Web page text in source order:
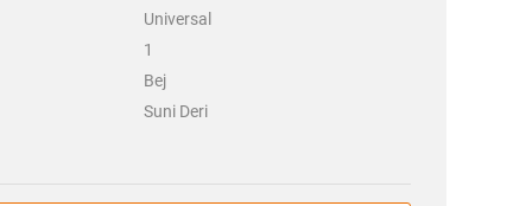
Universal
1
Bej
Suni Deri